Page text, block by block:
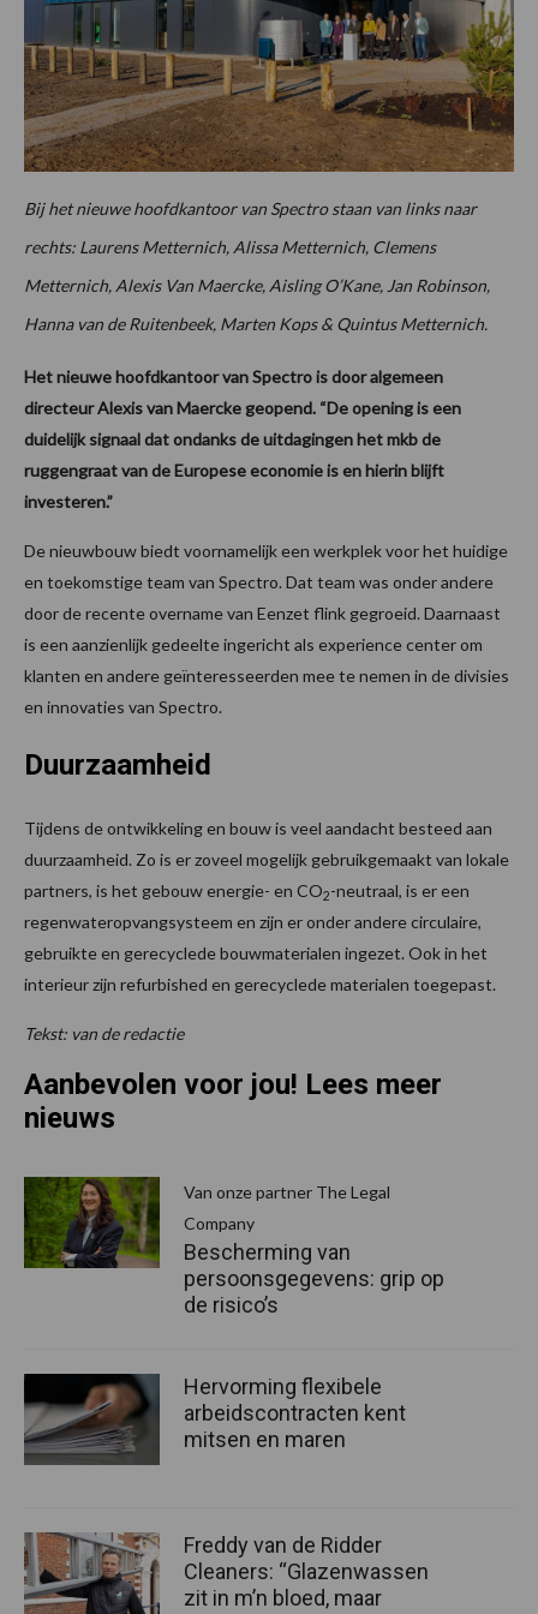
Bij het nieuwe hoofdkantoor van Spectro staan van links naar
rechts: Laurens Metternich, Alissa Metternich, Clemens
Metternich, Alexis Van Maercke, Aisling O’Kane, Jan Robinson,
Hanna van de Ruitenbeek, Marten Kops & Quintus Metternich.
Het nieuwe hoofdkantoor van Spectro is door algemeen
directeur Alexis van Maercke geopend. “De opening is een
duidelijk signaal dat ondanks de uitdagingen het mkb de
ruggengraat van de Europese economie is en hierin blijft
investeren.”
De nieuwbouw biedt voornamelijk een werkplek voor het huidige
en toekomstige team van Spectro. Dat team was onder andere
door de recente overname van Eenzet flink gegroeid. Daarnaast
is een aanzienlijk gedeelte ingericht als experience center om
klanten en andere geïnteresseerden mee te nemen in de divisies
en innovaties van Spectro.
Duurzaamheid
Tijdens de ontwikkeling en bouw is veel aandacht besteed aan
duurzaamheid. Zo is er zoveel mogelijk gebruikgemaakt van lokale
partners, is het gebouw energie- en CO2-neutraal, is er een
regenwateropvangsysteem en zijn er onder andere circulaire,
gebruikte en gerecyclede bouwmaterialen ingezet. Ook in het
interieur zijn refurbished en gerecyclede materialen toegepast.
Tekst: van de redactie
Aanbevolen voor jou! Lees meer
nieuws
Van onze partner The Legal
Company
Bescherming van
persoonsgegevens: grip op
de risico’s
Hervorming flexibele
arbeidscontracten kent
mitsen en maren
Freddy van de Ridder
Cleaners: “Glazenwassen
zit in m’n bloed, maar